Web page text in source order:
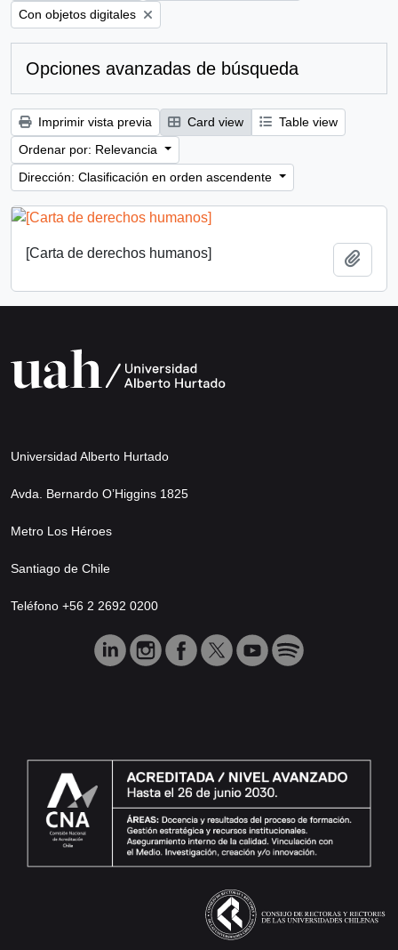
Remove filter:
Con objetos digitales
Opciones avanzadas de búsqueda
Imprimir vista previa Card view
Table view
Ordenar por: Relevancia
Dirección: Clasificación en orden ascendente
[Carta de derechos humanos]
Universidad Alberto Hurtado
Avda. Bernardo O’Higgins 1825
Metro Los Héroes
Santiago de Chile
Teléfono +56 2 2692 0200